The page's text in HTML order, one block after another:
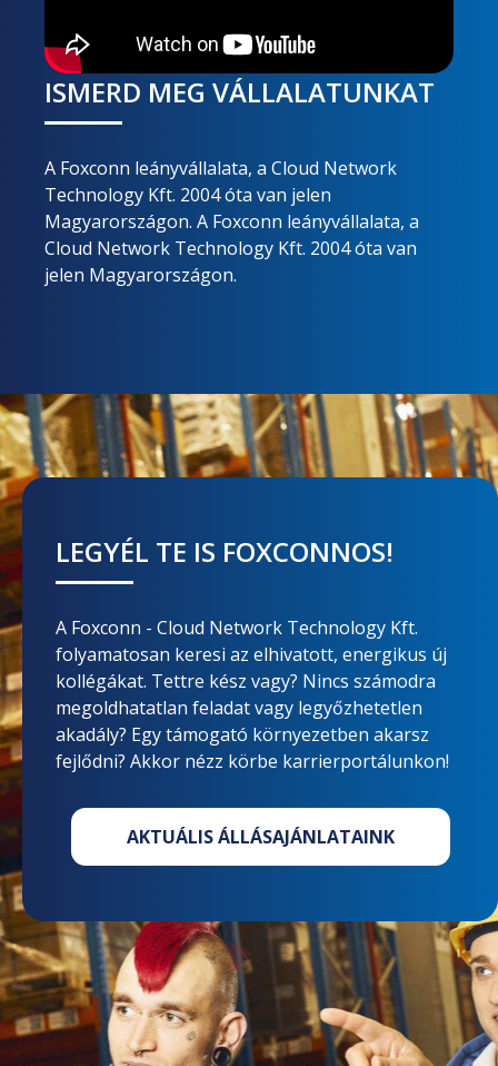
ISMERD MEG VÁLLALATUNKAT
A Foxconn leányvállalata, a Cloud Network
Technology Kft. 2004 óta van jelen
Magyarországon. A Foxconn leányvállalata, a
Cloud Network Technology Kft. 2004 óta van
jelen Magyarországon.
LEGYÉL TE IS FOXCONNOS!
A Foxconn - Cloud Network Technology Kft.
folyamatosan keresi az elhivatott, energikus új
kollégákat. Tettre kész vagy? Nincs számodra
megoldhatatlan feladat vagy legyőzhetetlen
akadály? Egy támogató környezetben akarsz
fejlődni? Akkor nézz körbe karrierportálunkon!
AKTUÁLIS ÁLLÁSAJÁNLATAINK